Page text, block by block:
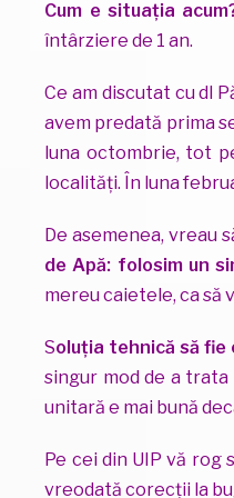
Cum e situația
întârziere de 1 an.
Ce am discutat cu dl
avem predată prima
luna octombrie, tot
localități. În luna
De asemenea, vreau
de Apă: folosim un
mereu caietele, ca să
Soluția tehnică să fie
singur mod de a
unitară e mai bună
Pe cei din UIP vă rog
vreodată corecții la